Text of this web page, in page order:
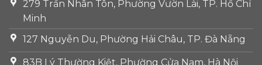
279 Trần Nhân Tôn, Phường Vườn Lài, TP. Hồ Chí
Minh
127 Nguyễn Du, Phường Hải Châu, TP. Đà Nẵng
83B Lý Thường Kiệt, Phường Cửa Nam, Hà Nội